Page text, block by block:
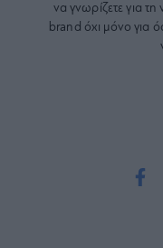
να γνωρίζετε για
brand όχι μόνο για